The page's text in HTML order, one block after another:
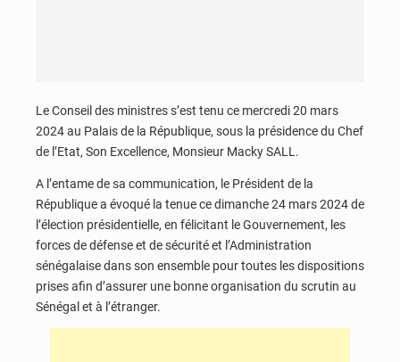
Le Conseil des ministres s’est tenu ce mercredi 20 mars
2024 au Palais de la République, sous la présidence du Chef
de l’Etat, Son Excellence, Monsieur Macky SALL.
A l’entame de sa communication, le Président de la
République a évoqué la tenue ce dimanche 24 mars 2024 de
l’élection présidentielle, en félicitant le Gouvernement, les
forces de défense et de sécurité et l’Administration
sénégalaise dans son ensemble pour toutes les dispositions
prises afin d’assurer une bonne organisation du scrutin au
Sénégal et à l’étranger.